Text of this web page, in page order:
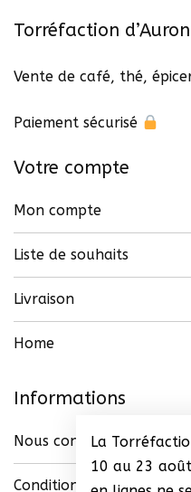
La
10 au 23
Torréfaction d’Auron
Vente de café, thé,
Paiement sécurisé
Votre compte
Mon compte
Liste de souhaits
Livraison
Home
Informations
Nous contacter
Conditions générales de